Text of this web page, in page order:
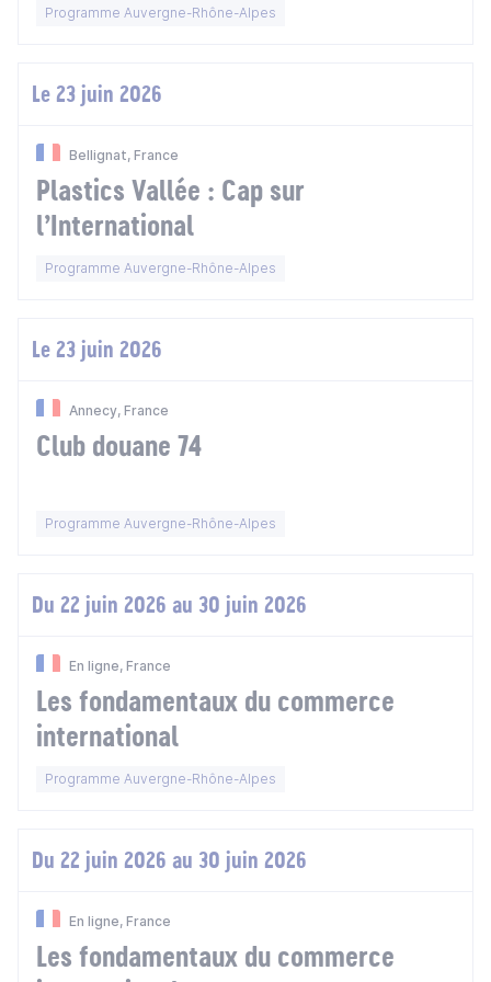
opportunités à l'export
Programme Auvergne-Rhône-Alpes
Le 23 juin 2026
Bellignat, France
Plastics Vallée : Cap sur
l’International
Programme Auvergne-Rhône-Alpes
Le 23 juin 2026
Annecy, France
Club douane 74
Programme Auvergne-Rhône-Alpes
Du 22 juin 2026 au 30 juin 2026
En ligne, France
Les fondamentaux du commerce
international
Programme Auvergne-Rhône-Alpes
Du 22 juin 2026 au 30 juin 2026
En ligne, France
Les fondamentaux du commerce